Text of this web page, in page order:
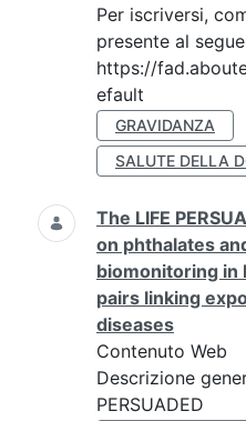
Per iscriversi,
presente al
https://
efault
GRAVIDANZA
SALUTE DELLA
The LIFE
on phthalates
biomonitoring in
pairs linking
diseases
Contenuto Web
Descrizione
PERSUADED